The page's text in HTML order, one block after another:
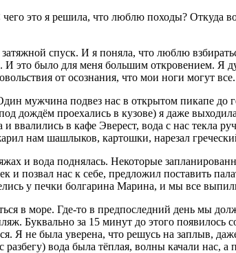
это я решила, что люблю походы? Откуда
спуск. И я поняла, что люблю
И это было для меня большим откровением.
от осознания, что мои ноги могут все.
мужчина подвез нас в открытом пикапе до
дождём проехались в кузове) я даже
в кафе Эверест, вода с нас текла
нам шашлыков, картошки, нарезал
и вода поднялась. Некоторые
и позвал нас к себе, предложил поставить
у печки болгарина Марина, и мы все
в море. Где-то в предпоследний день мы
Буквально за 15 минут до этого
Я не была уверена, что решусь на заплыв,
разбегу) вода была тёплая, волны качали нас,